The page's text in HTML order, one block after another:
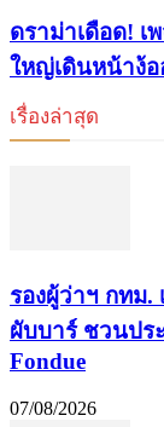
ดราม่าเดือด! เ
ใหญ่เดินหน้าง้
เรื่องล่าสุด
รองผู้ว่าฯ กทม
ผับบาร์ ชวนปร
Fondue
07/08/2026